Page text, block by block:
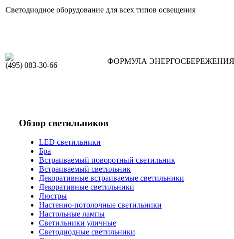
Светодиодное оборудование для всех типов освещения
(495) 083-30-66 ФОРМУЛА ЭНЕРГОСБЕРЕЖЕНИЯ
Обзор светильников
LED светильники
Бра
Встраиваемый поворотный светильник
Встраиваемый светильник
Декоративные встраиваемые светильники
Декоративные светильники
Люстры
Настенно-потолочные светильники
Настольные лампы
Светильники уличные
Светодиодные светильники